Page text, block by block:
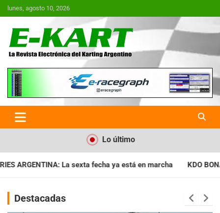
Saltar
al
lunes, agosto 10, 2026
E-Kart.com.ar | La Revista
Electrónica del Karting en
Argentina
Lo último
ya está en marcha KDO BONAERENSE: Con la vara bien
Destacadas